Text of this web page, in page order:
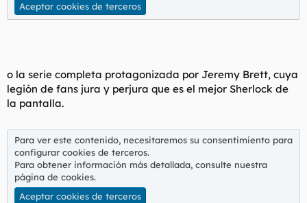
Aceptar cookies de terceros
o la serie completa protagonizada por Jeremy Brett, cuya
legión de fans jura y perjura que es el mejor Sherlock de
la pantalla.
Para ver este contenido, necesitaremos su consentimiento para
configurar cookies de terceros.
Para obtener información más detallada, consulte nuestra
página de cookies.
Aceptar cookies de terceros